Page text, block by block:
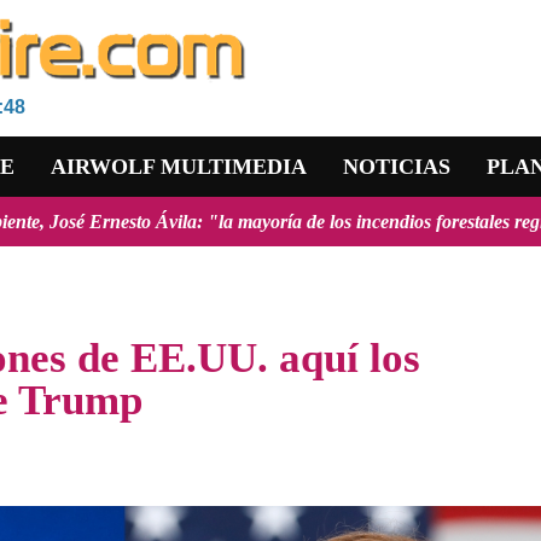
AIRWOLF MULTIMEDIA NOTICIAS
"la mayoría de los incendios forestales registrados en el país
de EE.UU. aquí los
Trump